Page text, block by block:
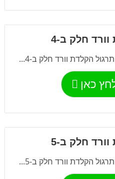
חלק ב-4
הקלדת וורד חלק ב-4...
כאן
חלק ב-5
הקלדת וורד חלק ב-5...